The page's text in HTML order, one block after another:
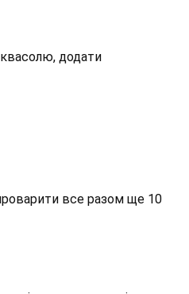
квасолю, додати
все разом ще 10